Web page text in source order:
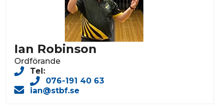
Ian Robinson
Tel:
076-191 40 63
Ordförande
ian@stbf.se